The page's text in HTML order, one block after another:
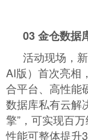
03金仓数据
活动现场，
AI版）首次亮相
合平台、高性能
数据库私有云解
擎”，可实现百
性能可整体提升